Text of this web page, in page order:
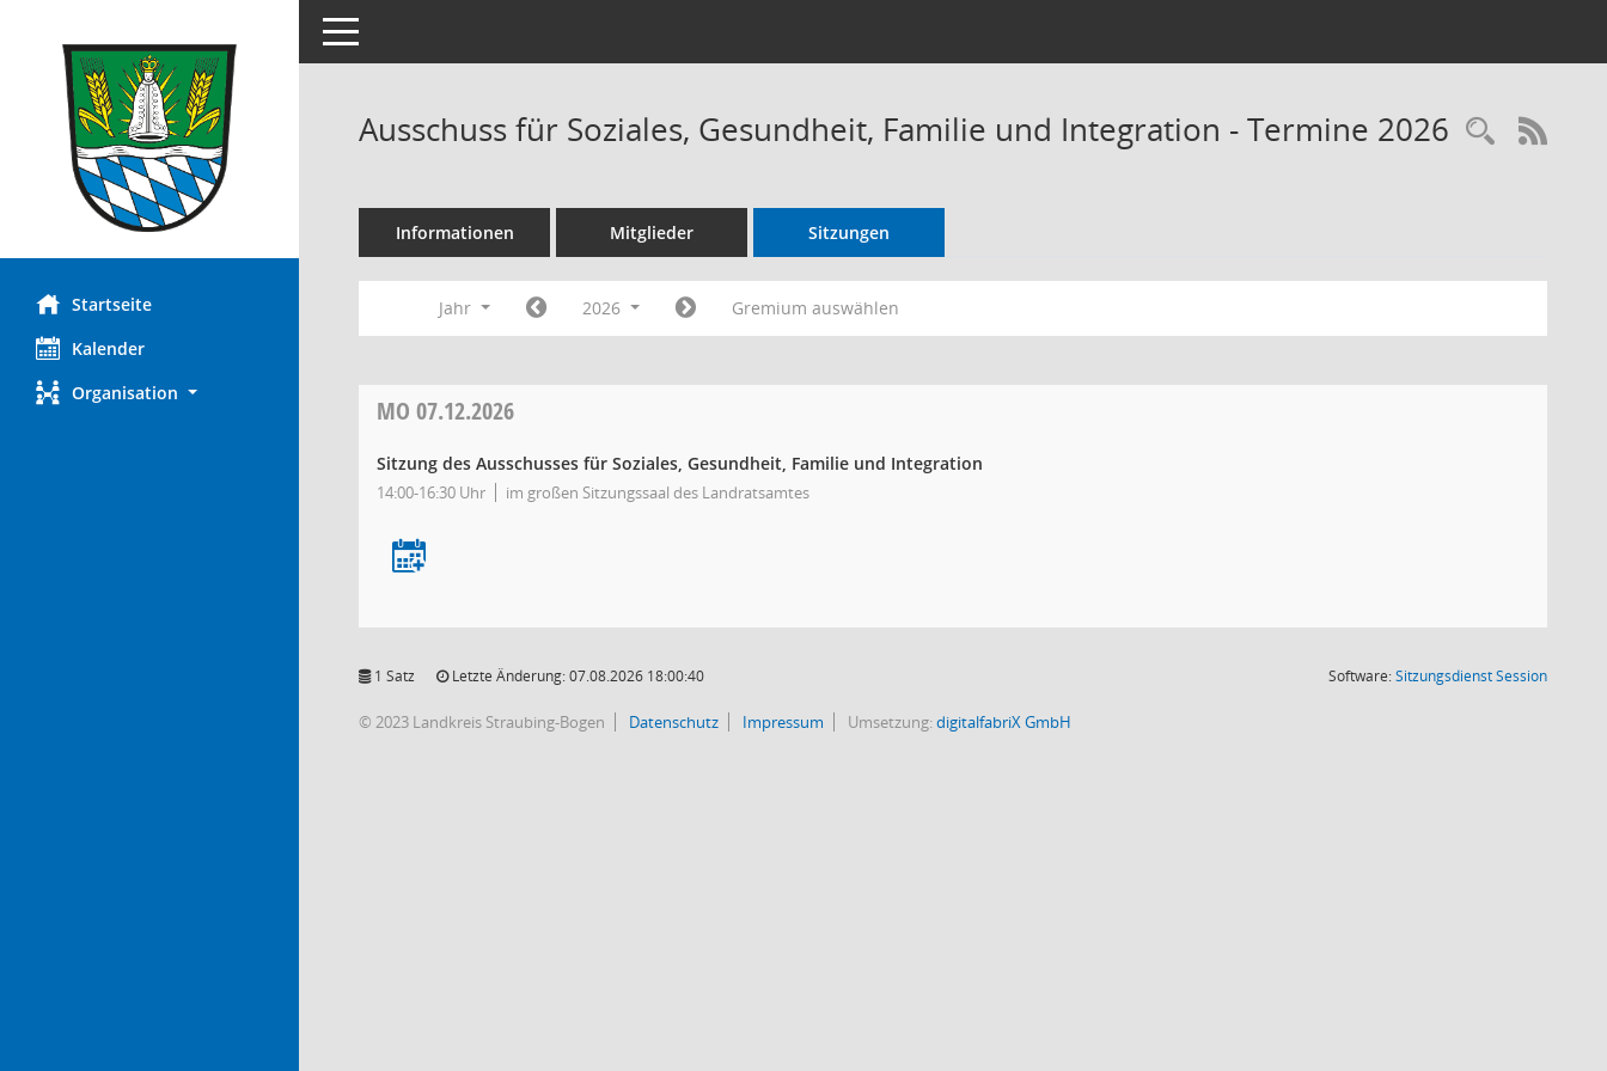
Startseite
Kalender
Organisation
Toggle navigation
Ausschuss für Soziales, Gesundheit, Familie und Integration - Termine 2026
Informationen Mitglieder Sitzungen
Jahr 2026 Gremium auswählen
MO 07.12.2026
Sitzung des Ausschusses für Soziales, Gesundheit, Familie und Integration
14:00-16:30 Uhr im großen Sitzungssaal des Landratsamtes
1 Satz Letzte Änderung: 07.08.2026 18:00:40 Software:SitzungsdienstSession(Wird in
© 2023 Landkreis Straubing-Bogen Datenschutz Impressum Umsetzung:digitalfabriX GmbH